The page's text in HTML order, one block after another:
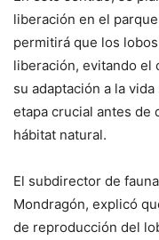
liberación en el
permitirá que los
liberación, evitando el
su adaptación a la
etapa crucial antes de
hábitat natural.
El subdirector de
Mondragón, explicó
de reproducción del